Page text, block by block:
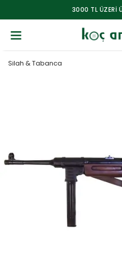
3000 TL ÜZERİ
Silah & Tabanca